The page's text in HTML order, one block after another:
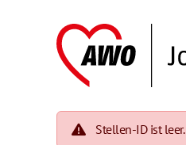
Stellen-ID ist leer.